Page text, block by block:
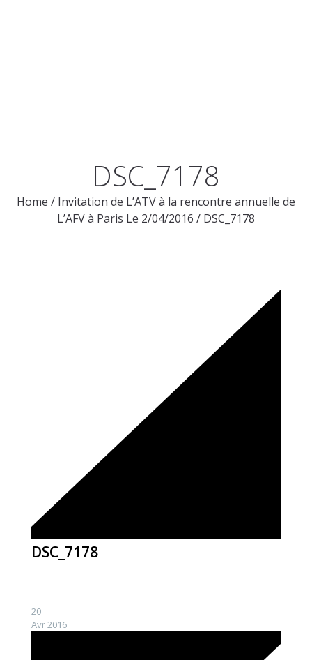
DSC_7178
Home / Invitation de L’ATV à la rencontre annuelle de
L’AFV à Paris Le 2/04/2016 / DSC_7178
DSC_7178
20
Avr 2016